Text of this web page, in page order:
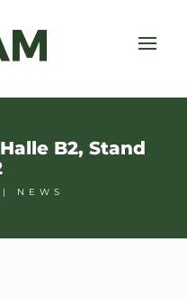
B2, Stand
| NEWS